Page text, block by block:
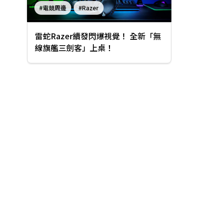
#電競周邊
#Razer
#Razer HyperSpeed 無線技術
#BlackShark V2 Pro
#BLACKWIDOW V3 Pro
雷蛇Razer續發閃爆視覺！ 全新「無
線旗艦三劍客」上桌！